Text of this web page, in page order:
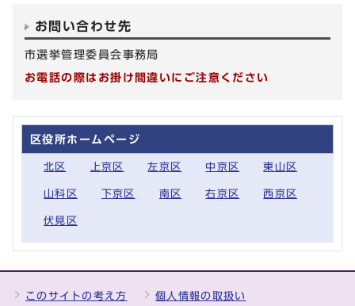
お問い合わせ先
市選挙管理委員会事務局
お電話の際はお掛け間違いにご注意ください
区役所ホームページ
北区 上京区 左京区 中京区 東山区
山科区 下京区 南区 右京区 西京区
伏見区
このサイトの考え方 個人情報の取扱い